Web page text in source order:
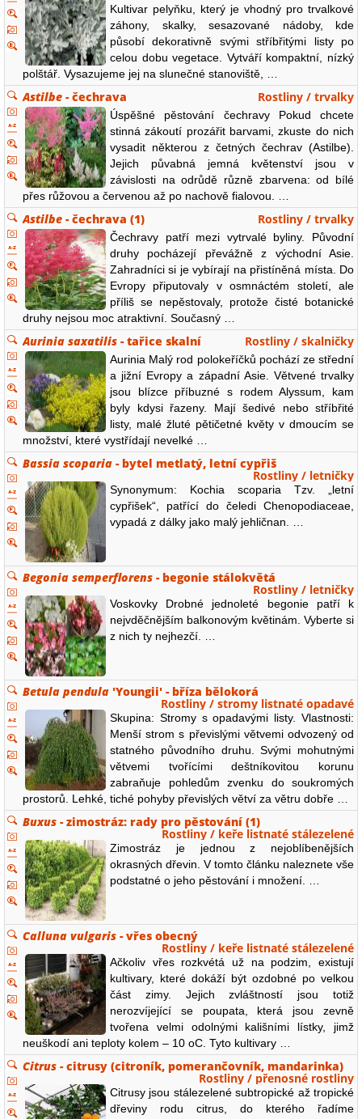
Kultivar pelyňku, který je vhodný pro trvalkové
záhony, skalky, sesazované nádoby, kde
působí dekorativně svými stříbřitými listy po
celou dobu vegetace. Vytváří kompaktní, nízký
polštář. Vysazujeme jej na slunečné stanoviště, …
Astilbe - čechrava Rostliny / trvalky
Úspěšné pěstování čechravy Pokud chcete
stinná zákoutí prozářit barvami, zkuste do nich
vysadit některou z četných čechrav (Astilbe).
Jejich půvabná jemná květenství jsou v
závislosti na odrůdě různě zbarvena: od bílé
přes růžovou a červenou až po nachově fialovou. …
Astilbe - čechrava (1) Rostliny / trvalky
Čechravy patří mezi vytrvalé byliny. Původní
druhy pocházejí převážně z východní Asie.
Zahradníci si je vybírají na přistíněná místa. Do
Evropy připutovaly v osmnáctém století, ale
příliš se nepěstovaly, protože čisté botanické
druhy nejsou moc atraktivní. Současný …
Aurinia saxatilis - tařice skalní Rostliny / skalničky
Aurinia Malý rod polokeříčků pochází ze střední
a jižní Evropy a západní Asie. Větvené trvalky
jsou blízce příbuzné s rodem Alyssum, kam
byly kdysi řazeny. Mají šedivé nebo stříbřité
listy, malé žluté pětičetné květy v dmoucím se
množství, které vystřídají nevelké …
Bassia scoparia - bytel metlatý, letní cypřiš
Rostliny / letničky
Synonymum: Kochia scoparia Tzv. „letní
cypřišek“, patřící do čeledi Chenopodiaceae,
vypadá z dálky jako malý jehličnan. …
Begonia semperflorens - begonie stálokvětá
Rostliny / letničky
Voskovky Drobné jednoleté begonie patří k
nejvděčnějším balkonovým květinám. Vyberte si
z nich ty nejhezčí. …
Betula pendula 'Youngii' - bříza bělokorá
Rostliny / stromy listnaté opadavé
Skupina: Stromy s opadavými listy. Vlastnosti:
Menší strom s převislými větvemi odvozený od
statného původního druhu. Svými mohutnými
větvemi tvořícími deštníkovitou korunu
zabraňuje pohledům zvenku do soukromých
prostorů. Lehké, tiché pohyby převislých větví za větru dobře …
Buxus - zimostráz: rady pro pěstování (1)
Rostliny / keře listnaté stálezelené
Zimostráz je jednou z nejoblíbenějších
okrasných dřevin. V tomto článku naleznete vše
podstatné o jeho pěstování i množení. …
Calluna vulgaris - vřes obecný
Rostliny / keře listnaté stálezelené
Ačkoliv vřes rozkvétá už na podzim, existují
kultivary, které dokáží být ozdobné po velkou
část zimy. Jejich zvláštností jsou totiž
nerozvíjející se poupata, která jsou zevně
tvořena velmi odolnými kališními lístky, jimž
neuškodí ani teploty kolem – 10 oC. Tyto kultivary …
Citrus - citrusy (citroník, pomerančovník, mandarinka)
Rostliny / přenosné rostliny
Citrusy jsou stálezelené subtropické až tropické
dřeviny rodu citrus, do kterého řadíme